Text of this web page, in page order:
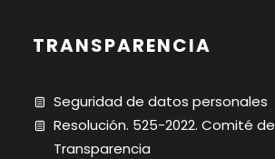
TRANSPARENCIA
Seguridad de datos personales
Resolución. 525-2022. Comité de
Transparencia